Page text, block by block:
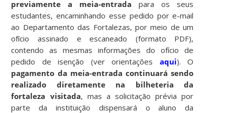
previamente a meia-entrada para os seus
estudantes, encaminhando esse pedido por e-mail
ao Departamento das Fortalezas, por meio de um
ofício assinado e escaneado (formato PDF),
contendo as mesmas informações do ofício de
pedido de isenção (ver orientações aqui). O
pagamento da meia-entrada continuará sendo
realizado diretamente na bilheteria da
fortaleza visitada, mas a solicitação prévia por
parte da instituição dispensará o aluno da